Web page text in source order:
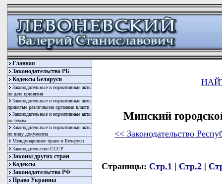
Главная
Законодательство РБ
Кодексы Беларуси
Законодательные и нормативные акты
по дате принятия
Законодательные и нормативные акты
принятые различными органами власти
Законодательные и нормативные акты
по темам
Законодательные и нормативные акты
по виду документы
Международное право в Беларуси
Законодательство СССР
Законы других стран
Кодексы
Законодательство РФ
Право Украины
Минский
<< Законодательство
Страницы: Стр.1 | Стр.2|